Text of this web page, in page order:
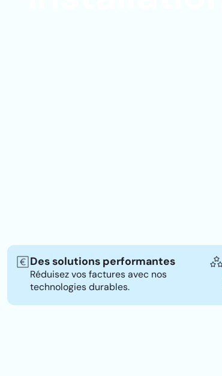
Des solutions performantes
Réduisez vos factures avec nos
technologies durables.